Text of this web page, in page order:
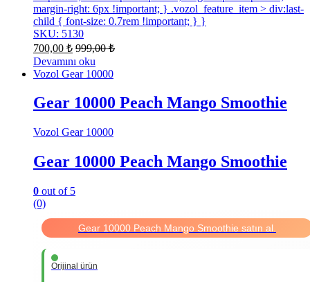
margin-right: 6px !important; } .vozol_feature_item > div:last-
child { font-size: 0.7rem !important; } }
SKU: 5130
700,00 ₺ 999,00₺
Devamını oku
Vozol Gear 10000
Gear 10000 Peach Mango Smoothie
Vozol Gear 10000
Gear 10000 Peach Mango Smoothie
0 out of 5
(0)
Gear 10000 Peach Mango Smoothie satın al.
Orijinal ürün